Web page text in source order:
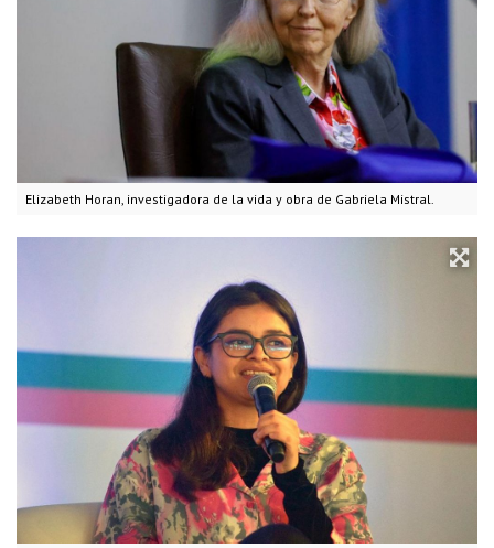
Elizabeth Horan, investigadora de la vida y obra de Gabriela Mistral.